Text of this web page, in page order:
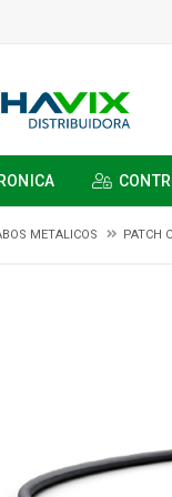
METALICOS PATCH